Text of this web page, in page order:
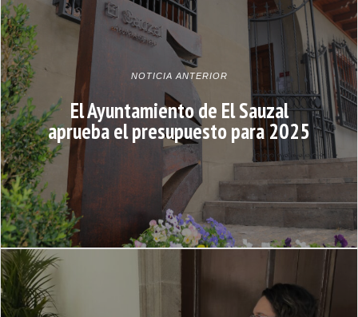
NOTICIA ANTERIOR
El Ayuntamiento de El Sauzal
aprueba el presupuesto para 2025